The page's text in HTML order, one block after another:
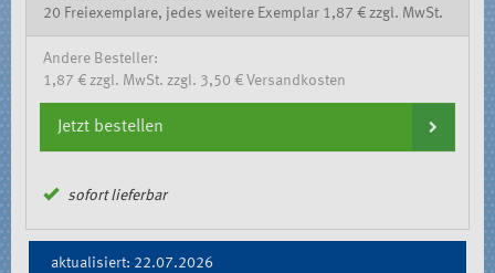
20 Freiexemplare, jedes weitere Exemplar 1,87 € zzgl. MwSt.
Andere Besteller:
1,87 € zzgl. MwSt. zzgl. 3,50 € Versandkosten
Jetzt bestellen
sofort lieferbar
Document
aktualisiert: 22.07.2026